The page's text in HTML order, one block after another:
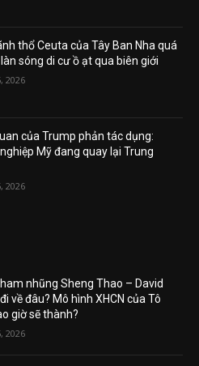
thổ Ceuta của Tây Ban Nha quá
sóng di cư ồ ạt qua biên giới
2026
của Trump phản tác dụng:
Mỹ đang quay lại Trung
2026
nhũng Sheng Thao – David
về đâu? Mô hình XHCN của Tô
giờ sẽ thành?
2026